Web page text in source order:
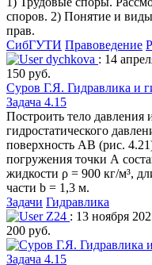
споров. 2) Понятие и
прав.
СибГУТИ Правоведение
dychkova : 14
150 руб.
Суров Г.Я. Гидравлика и
Задача 4.15
Построить тело давления
гидростатического
поверхность АВ (рис.
погружения точки А
жидкости ρ = 900 кг/м³,
части b = 1,3 м.
Задачи Гидравлика
Z24 : 13 ноября
200 руб.